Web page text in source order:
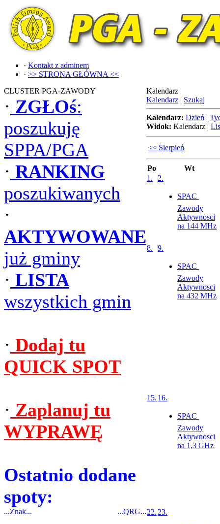
· Kontakt z adminem
· >> STRONA GŁÓWNA <<
CLUSTER PGA-ZAWODY
· ZGŁOś:
poszukuję
SPPA/PGA
· RANKING
poszukiwanych
·
AKTYWOWANE
już gminy
· LISTA
wszystkich gmin
· Dodaj tu
QUICK SPOT
· Zaplanuj tu
WYPRAWĘ
Ostatnio dodane
spoty:
...Znak... ...QRG...
Kalendarz
Kalendarz | Szukaj
Kalendarz: Dzień |
Widok: Kalendarz |
<< Sierpień
Po
Wt
1.
2.
SPAC 
Zawody
Aktywnosci
na 144 MHz
8. 9.
SPAC 
Zawody
Aktywnosci
na 432 MHz
15. 16.
SPAC 
Zawody
Aktywnosci
na 1,3 GHz
22. 23.